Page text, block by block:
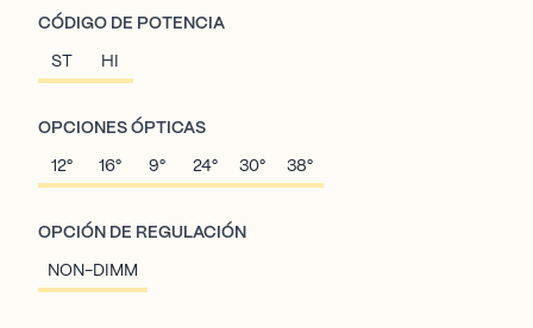
CÓDIGO DE POTENCIA
ST HI
OPCIONES ÓPTICAS
12° 16° 9° 24° 30° 38°
OPCIÓN DE REGULACIÓN
NON-DIMM